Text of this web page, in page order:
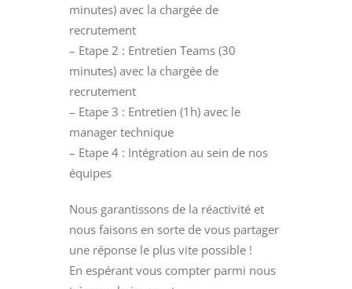
minutes) avec la chargée de
recrutement
– Etape 2 : Entretien Teams (30
minutes) avec la chargée de
recrutement
– Etape 3 : Entretien (1h) avec le
manager technique
– Etape 4 : Intégration au sein de nos
équipes
Nous garantissons de la réactivité et
nous faisons en sorte de vous partager
une réponse le plus vite possible !
En espérant vous compter parmi nous